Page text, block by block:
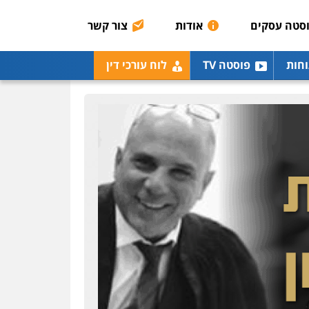
עסקים אודות צור קשר
פוסטה TV לוח עורכי דין
0507120031
עו"ד אייל אביטל
פלילי פשיעה חמורה
מעצרים וחקירות
0544712201
עו"ד בועז קניג
פלילי משפחה כלכלי
0507003001
ויקי שמואל – משרד עו"ד
משפט פלילי
0528959600